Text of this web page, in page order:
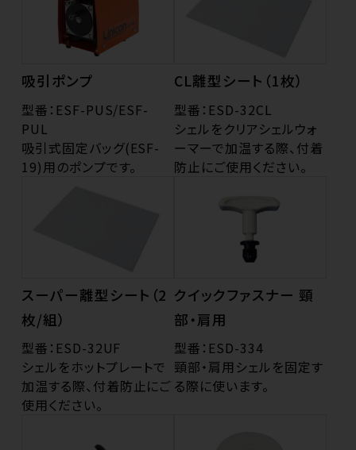
吸引ポンプ
型番：ESF-PUS/ESF-
PUL
吸引式固定バッグ(ESF-
19)用のポンプです。
CL離型シート（1枚）
型番：ESD-32CL
シェルをクリアシェルウォ
ーマーで加温する際、付着
防止にご使用ください。
スーパー離型シート（2
枚/組）
型番：ESD-32UF
シェルをホットプレートで
加温する際、付着防止にご
使用ください。
クイックファスナー 頸
部・肩用
型番：ESD-334
頸部・肩用シェルを固定す
る際に使います。